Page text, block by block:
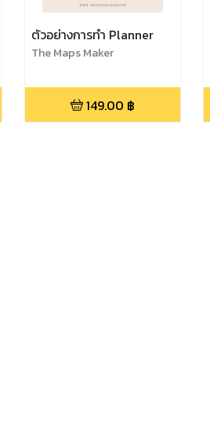
ตัวอย่างการทำ Planner
The Maps Maker
149.00 ฿